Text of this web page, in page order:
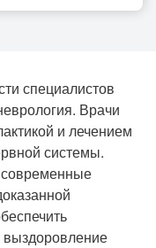
специалистов
Врачи
и лечением
системы.
современные